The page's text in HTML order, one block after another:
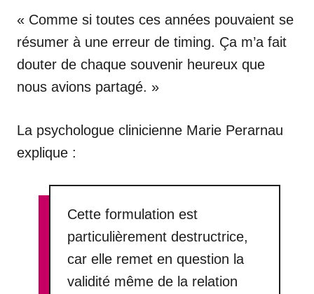
« Comme si toutes ces années pouvaient se
résumer à une erreur de timing. Ça m’a fait
douter de chaque souvenir heureux que
nous avions partagé. »
La psychologue clinicienne Marie Perarnau
explique :
Cette formulation est
particulièrement destructrice,
car elle remet en question la
validité même de la relation